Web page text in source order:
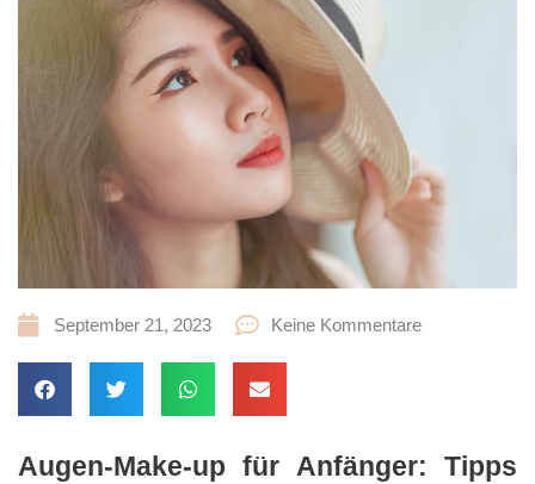
September 21, 2023 Keine Kommentare
Augen-Make-up für Anfänger: Tipps